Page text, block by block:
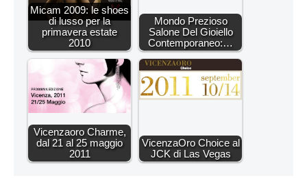
Micam 2009: le shoes
di lusso per la
primavera estate
2010
Mondo Prezioso
Salone Del Gioiello
Contemporaneo:…
Vicenzaoro Charme,
dal 21 al 25 maggio
2011
VicenzaOro Choice al
JCK di Las Vegas